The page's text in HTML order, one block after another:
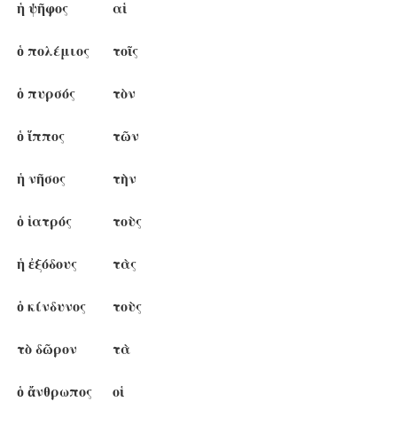
ἡ ψῆφος αἱ
ὁ πολέμιος τοῖς
ὁ πυρσός τὸν
ὁ ἵππος τῶν
ἡ νῆσος τὴν
ὁ ἱατρός τοὺς
ἡ ἐξόδους τὰς
ὁ κίνδυνος τοὺς
τὸ δῶρον τὰ
ὁ ἄνθρωπος οἱ